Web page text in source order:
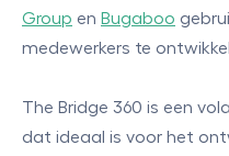
Group en Bugaboo
medewerkers te
The Bridge 360 is een
dat ideaal is voor het